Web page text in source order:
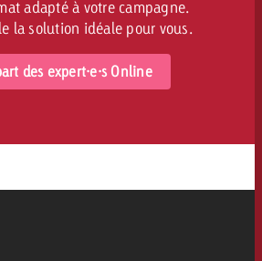
adapté à votre campagne.
la solution idéale pour vous.
des expert·e·s Online